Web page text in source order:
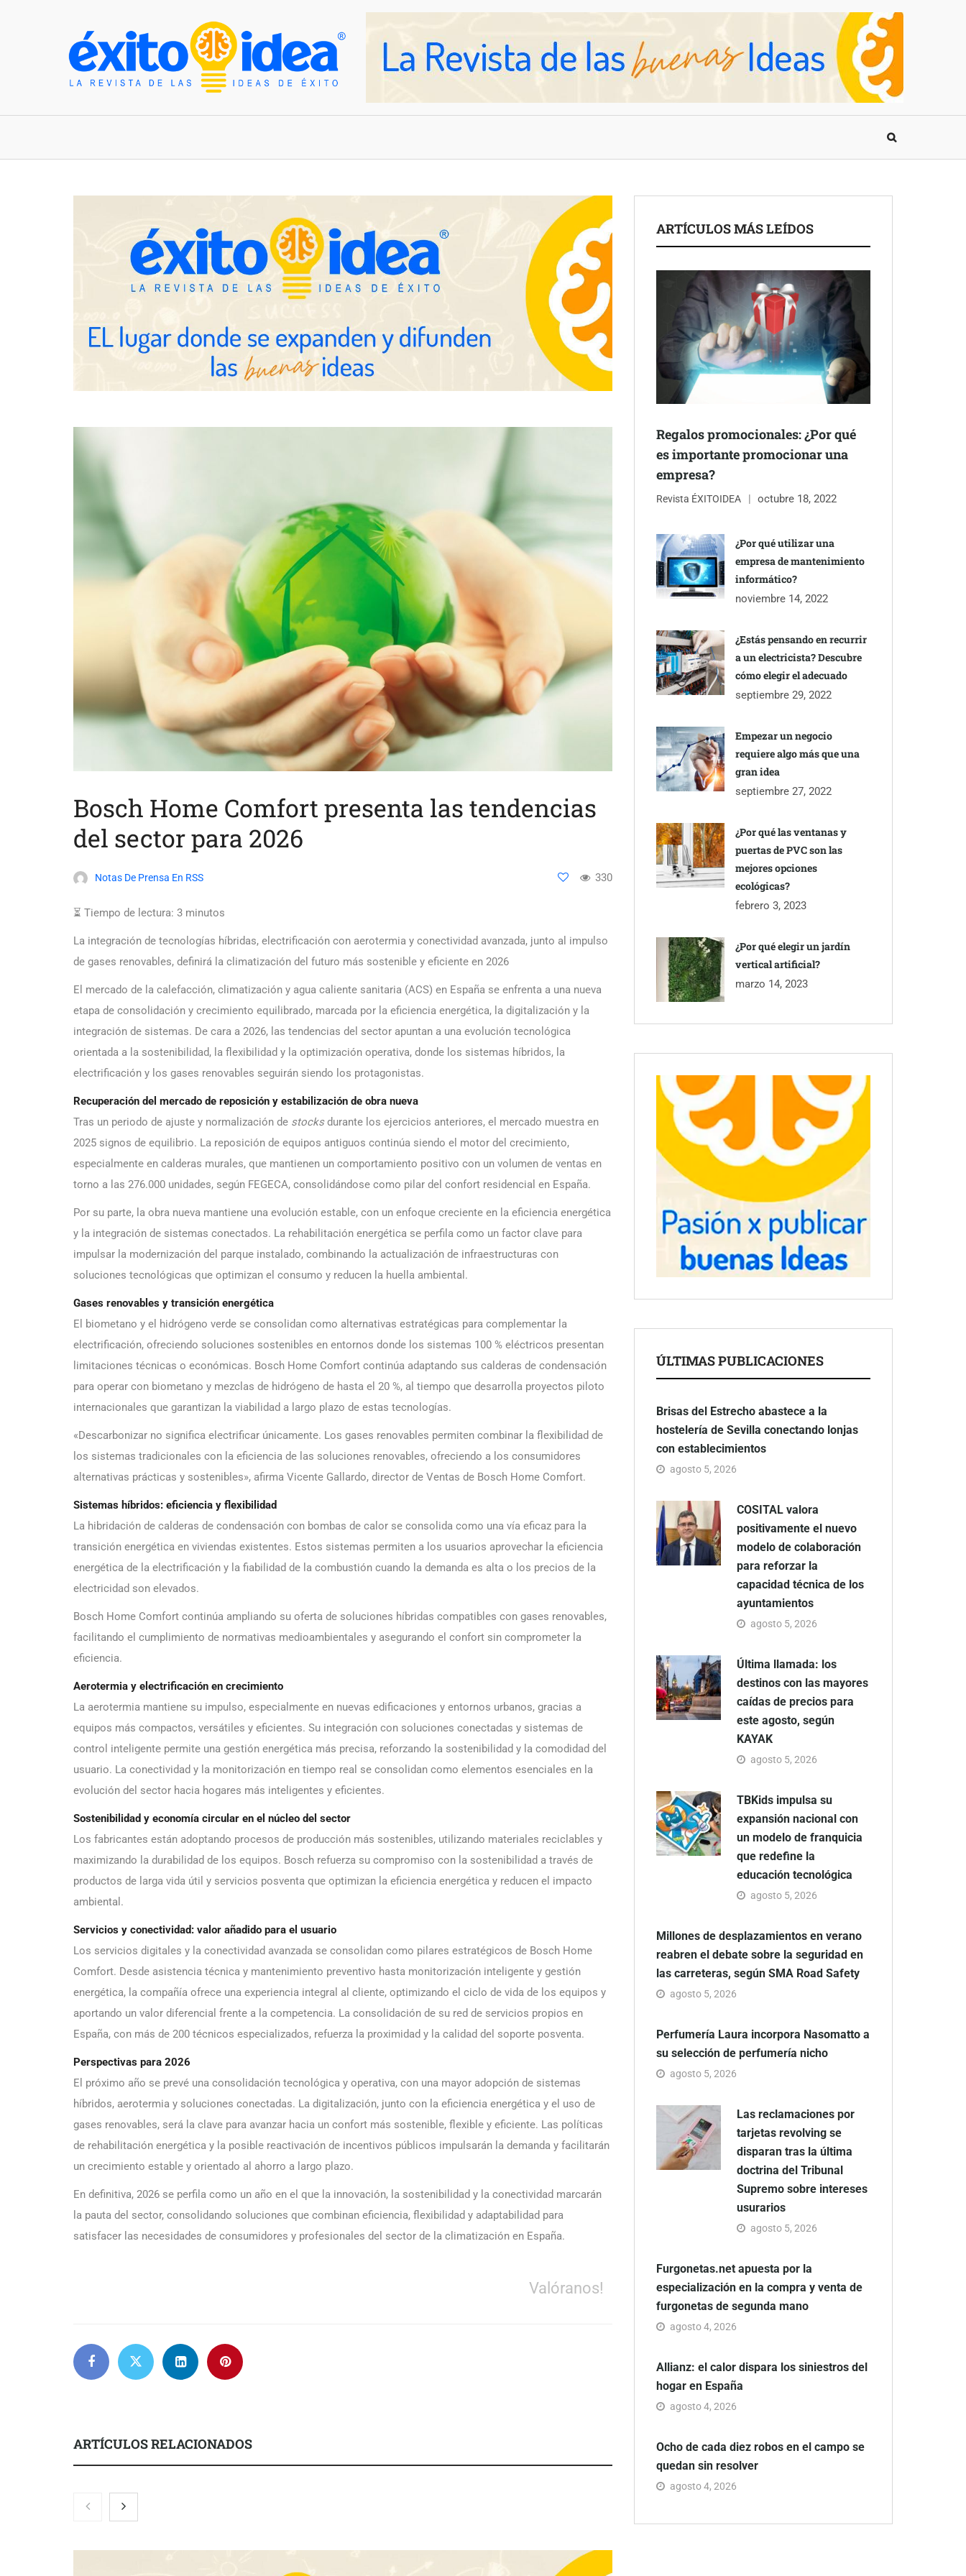
Bosch Home Comfort presenta las tendencias
del sector para 2026
Notas De Prensa En RSS 330
⏳ Tiempo de lectura: 3 minutos
La integración de tecnologías híbridas, electrificación con aerotermia y conectividad avanzada, junto al impulso
de gases renovables, definirá la climatización del futuro más sostenible y eficiente en 2026
El mercado de la calefacción, climatización y agua caliente sanitaria (ACS) en España se enfrenta a una nueva
etapa de consolidación y crecimiento equilibrado, marcada por la eficiencia energética, la digitalización y la
integración de sistemas. De cara a 2026, las tendencias del sector apuntan a una evolución tecnológica
orientada a la sostenibilidad, la flexibilidad y la optimización operativa, donde los sistemas híbridos, la
electrificación y los gases renovables seguirán siendo los protagonistas.
Recuperación del mercado de reposición y estabilización de obra nueva
Tras un periodo de ajuste y normalización de stocksdurante los ejercicios anteriores, el mercado muestra en
2025 signos de equilibrio. La reposición de equipos antiguos continúa siendo el motor del crecimiento,
especialmente en calderas murales, que mantienen un comportamiento positivo con un volumen de ventas en
torno a las 276.000 unidades, según FEGECA, consolidándose como pilar del confort residencial en España.
Por su parte, la obra nueva mantiene una evolución estable, con un enfoque creciente en la eficiencia energética
y la integración de sistemas conectados. La rehabilitación energética se perfila como un factor clave para
impulsar la modernización del parque instalado, combinando la actualización de infraestructuras con
soluciones tecnológicas que optimizan el consumo y reducen la huella ambiental.
Gases renovables y transición energética
El biometano y el hidrógeno verde se consolidan como alternativas estratégicas para complementar la
electrificación, ofreciendo soluciones sostenibles en entornos donde los sistemas 100 % eléctricos presentan
limitaciones técnicas o económicas. Bosch Home Comfort continúa adaptando sus calderas de condensación
para operar con biometano y mezclas de hidrógeno de hasta el 20 %, al tiempo que desarrolla proyectos piloto
internacionales que garantizan la viabilidad a largo plazo de estas tecnologías.
«Descarbonizar no significa electrificar únicamente. Los gases renovables permiten combinar la flexibilidad de
los sistemas tradicionales con la eficiencia de las soluciones renovables, ofreciendo a los consumidores
alternativas prácticas y sostenibles», afirma Vicente Gallardo, director de Ventas de Bosch Home Comfort.
Sistemas híbridos: eficiencia y flexibilidad
La hibridación de calderas de condensación con bombas de calor se consolida como una vía eficaz para la
transición energética en viviendas existentes. Estos sistemas permiten a los usuarios aprovechar la eficiencia
energética de la electrificación y la fiabilidad de la combustión cuando la demanda es alta o los precios de la
electricidad son elevados.
Bosch Home Comfort continúa ampliando su oferta de soluciones híbridas compatibles con gases renovables,
facilitando el cumplimiento de normativas medioambientales y asegurando el confort sin comprometer la
eficiencia.
Aerotermia y electrificación en crecimiento
La aerotermia mantiene su impulso, especialmente en nuevas edificaciones y entornos urbanos, gracias a
equipos más compactos, versátiles y eficientes. Su integración con soluciones conectadas y sistemas de
control inteligente permite una gestión energética más precisa, reforzando la sostenibilidad y la comodidad del
usuario. La conectividad y la monitorización en tiempo real se consolidan como elementos esenciales en la
evolución del sector hacia hogares más inteligentes y eficientes.
Sostenibilidad y economía circular en el núcleo del sector
Los fabricantes están adoptando procesos de producción más sostenibles, utilizando materiales reciclables y
maximizando la durabilidad de los equipos. Bosch refuerza su compromiso con la sostenibilidad a través de
productos de larga vida útil y servicios posventa que optimizan la eficiencia energética y reducen el impacto
ambiental.
Servicios y conectividad: valor añadido para el usuario
Los servicios digitales y la conectividad avanzada se consolidan como pilares estratégicos de Bosch Home
Comfort. Desde asistencia técnica y mantenimiento preventivo hasta monitorización inteligente y gestión
energética, la compañía ofrece una experiencia integral al cliente, optimizando el ciclo de vida de los equipos y
aportando un valor diferencial frente a la competencia. La consolidación de su red de servicios propios en
España, con más de 200 técnicos especializados, refuerza la proximidad y la calidad del soporte posventa.
Perspectivas para 2026
El próximo año se prevé una consolidación tecnológica y operativa, con una mayor adopción de sistemas
híbridos, aerotermia y soluciones conectadas. La digitalización, junto con la eficiencia energética y el uso de
gases renovables, será la clave para avanzar hacia un confort más sostenible, flexible y eficiente. Las políticas
de rehabilitación energética y la posible reactivación de incentivos públicos impulsarán la demanda y facilitarán
un crecimiento estable y orientado al ahorro a largo plazo.
En definitiva, 2026 se perfila como un año en el que la innovación, la sostenibilidad y la conectividad marcarán
la pauta del sector, consolidando soluciones que combinan eficiencia, flexibilidad y adaptabilidad para
satisfacer las necesidades de consumidores y profesionales del sector de la climatización en España.
Valóranos!
ARTÍCULOS RELACIONADOS
Brisas del Estrecho abastece a la
hostelería de Sevilla conectando
ARTÍCULOS MÁS LEÍDOS
Regalos promocionales: ¿Por qué
es importante promocionar una
empresa?
Revista ÉXITOIDEA octubre 18, 2022
¿Por qué utilizar una
empresa de mantenimiento
informático?
noviembre 14, 2022
¿Estás pensando en recurrir
a un electricista? Descubre
cómo elegir el adecuado
septiembre 29, 2022
Empezar un negocio
requiere algo más que una
gran idea
septiembre 27, 2022
¿Por qué las ventanas y
puertas de PVC son las
mejores opciones
ecológicas?
febrero 3, 2023
¿Por qué elegir un jardín
vertical artificial?
marzo 14, 2023
ÚLTIMAS PUBLICACIONES
Brisas del Estrecho abastece a la
hostelería de Sevilla conectando lonjas
con establecimientos
agosto 5, 2026
COSITAL valora
positivamente el nuevo
modelo de colaboración
para reforzar la
capacidad técnica de los
ayuntamientos
agosto 5, 2026
Última llamada: los
destinos con las mayores
caídas de precios para
este agosto, según
KAYAK
agosto 5, 2026
TBKids impulsa su
expansión nacional con
un modelo de franquicia
que redefine la
educación tecnológica
agosto 5, 2026
Millones de desplazamientos en verano
reabren el debate sobre la seguridad en
las carreteras, según SMA Road Safety
agosto 5, 2026
Perfumería Laura incorpora Nasomatto a
su selección de perfumería nicho
agosto 5, 2026
Las reclamaciones por
tarjetas revolving se
disparan tras la última
doctrina del Tribunal
Supremo sobre intereses
usurarios
agosto 5, 2026
Furgonetas.net apuesta por la
especialización en la compra y venta de
furgonetas de segunda mano
agosto 4, 2026
Allianz: el calor dispara los siniestros del
hogar en España
agosto 4, 2026
Ocho de cada diez robos en el campo se
quedan sin resolver
agosto 4, 2026